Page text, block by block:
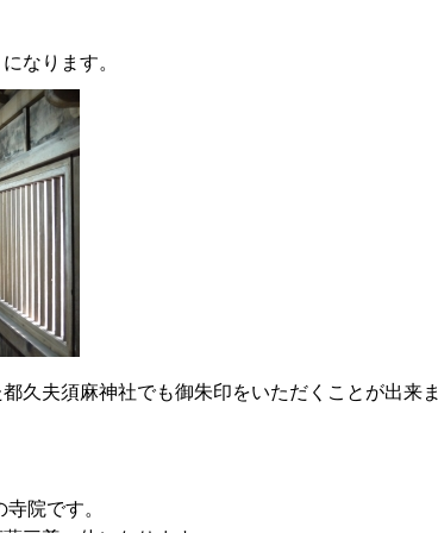
になります。
久夫須麻神社でも御朱印をいただくことが出来ま
院です。